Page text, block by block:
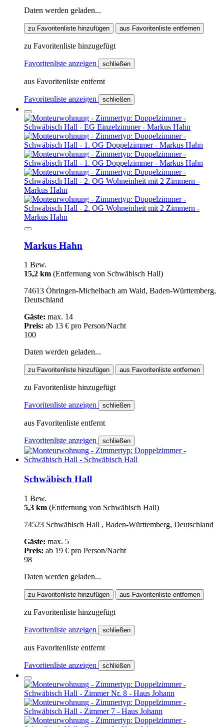
Daten werden geladen...
zu Favoritenliste hinzufügen aus Favoritenliste entfernen
zu Favoritenliste hinzugefügt
Favoritenliste anzeigen schließen
aus Favoritenliste entfernt
Favoritenliste anzeigen schließen
Markus Hahn
1 Bew.
15,2 km (Entfernung von Schwäbisch Hall)
74613 Öhringen-Michelbach am Wald, Baden-Württemberg,
Deutschland
Gäste: max. 14
Preis: ab 13 € pro Person/Nacht
100
Daten werden geladen...
zu Favoritenliste hinzufügen aus Favoritenliste entfernen
zu Favoritenliste hinzugefügt
Favoritenliste anzeigen schließen
aus Favoritenliste entfernt
Favoritenliste anzeigen schließen
Schwäbisch Hall
1 Bew.
5,3 km (Entfernung von Schwäbisch Hall)
74523 Schwäbisch Hall , Baden-Württemberg, Deutschland
Gäste: max. 5
Preis: ab 19 € pro Person/Nacht
98
Daten werden geladen...
zu Favoritenliste hinzufügen aus Favoritenliste entfernen
zu Favoritenliste hinzugefügt
Favoritenliste anzeigen schließen
aus Favoritenliste entfernt
Favoritenliste anzeigen schließen